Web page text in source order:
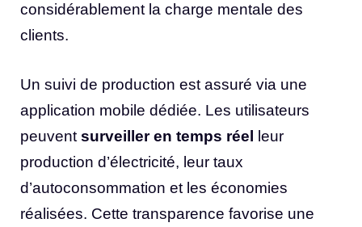
considérablement la charge mentale des
clients.
Un suivi de production est assuré via une
application mobile dédiée. Les utilisateurs
peuvent surveiller en temps réel leur
production d’électricité, leur taux
d’autoconsommation et les économies
réalisées. Cette transparence favorise une